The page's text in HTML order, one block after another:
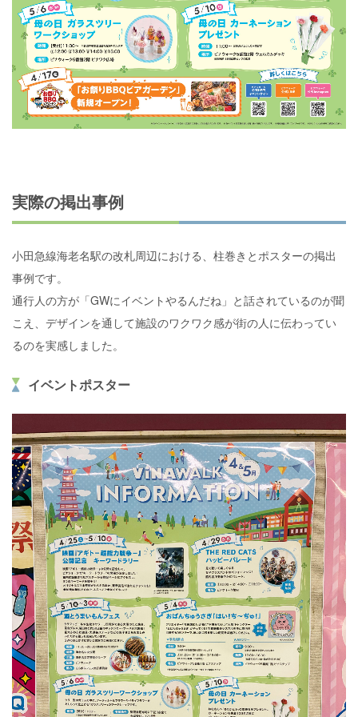
実際の掲出事例
小田急線海老名駅の改札周辺における、柱巻きとポスターの掲出
事例です。
通行人の方が「GWにイベントやるんだね」と話されているのが聞
こえ、デザインを通して施設のワクワク感が街の人に伝わってい
るのを実感しました。
イベントポスター